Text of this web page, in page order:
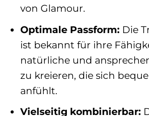
von Glamour.
Optimale Passform:Die
ist bekannt für ihre
natürliche und
zu kreieren, die sich
anfühlt.
Vielseitig kombinierbar: